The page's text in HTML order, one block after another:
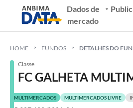
Dados de
mercado
HOME FUNDOS DETALHES DO
Classe
FC GALHETA
MULTIMERCADOS MULTIMERCADOS LIVRE